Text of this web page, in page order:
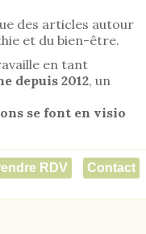
des articles autour
et du bien-être.
en tant
depuis 2012, un
se font en visio
RDV Contact